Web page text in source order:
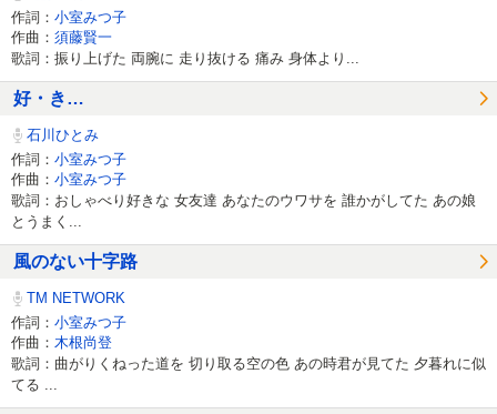
作詞： 小室みつ子
作曲： 須藤賢一
歌詞：振り上げた 両腕に 走り抜ける 痛み 身体より...
好・き…
石川ひとみ
作詞： 小室みつ子
作曲： 小室みつ子
歌詞：おしゃべり好きな 女友達 あなたのウワサを 誰かがしてた あの娘
とうまく...
風のない十字路
TM NETWORK
作詞： 小室みつ子
作曲： 木根尚登
歌詞：曲がりくねった道を 切り取る空の色 あの時君が見てた 夕暮れに似
てる ...